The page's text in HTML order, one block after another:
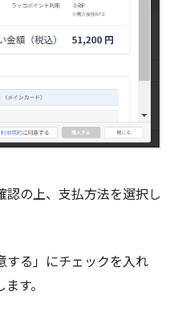
の上、支払方法を選択し
する」にチェックを入れ
す。